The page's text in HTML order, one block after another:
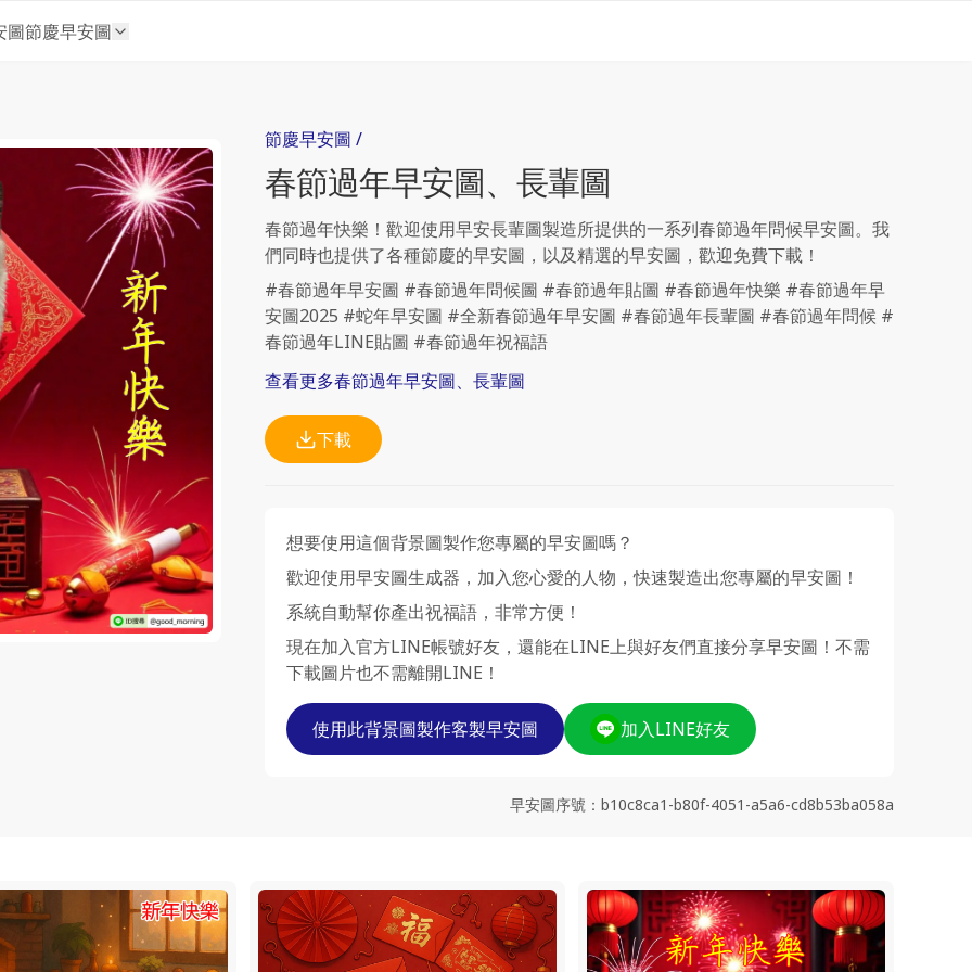
圖節慶早安圖
節慶早安圖 /
春節過年早安圖、長輩圖
春節過年快樂！歡迎使用早安長輩圖製造所提供的一系列春節過年問候早安圖。我
們同時也提供了各種節慶的早安圖，以及精選的早安圖，歡迎免費下載！
#春節過年早安圖 #春節過年問候圖 #春節過年貼圖 #春節過年快樂 #春節過年早
安圖2025 #蛇年早安圖 #全新春節過年早安圖 #春節過年長輩圖 #春節過年問候 #
春節過年LINE貼圖 #春節過年祝福語
查看更多春節過年早安圖、長輩圖
下載
想要使用這個背景圖製作您專屬的早安圖嗎？
歡迎使用早安圖生成器，加入您心愛的人物，快速製造出您專屬的早安圖！
系統自動幫你產出祝福語，非常方便！
現在加入官方LINE帳號好友，還能在LINE上與好友們直接分享早安圖！不需
下載圖片也不需離開LINE！
使用此背景圖製作客製早安圖 加入LINE好友
早安圖序號 ： b10c8ca1-b80f-4051-a5a6-cd8b53ba058a